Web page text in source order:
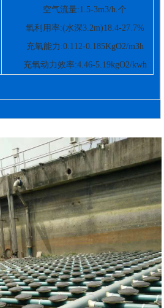
空气流量:1.5-3m3/h.个
氧利用率:(水深3.2m)18.4-27.7%
充氧能力:0.112-0.185KgO2/m3h
充氧动力效率:4.46-5.19kgO2/kwh